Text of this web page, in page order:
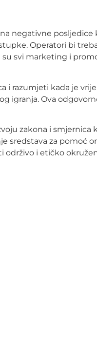
negativne posljedice
Operatori bi
svi marketing i
i razumjeti kada je
igranja. Ova
zakona i smjernica
sredstava za pomoć
održivo i etičko